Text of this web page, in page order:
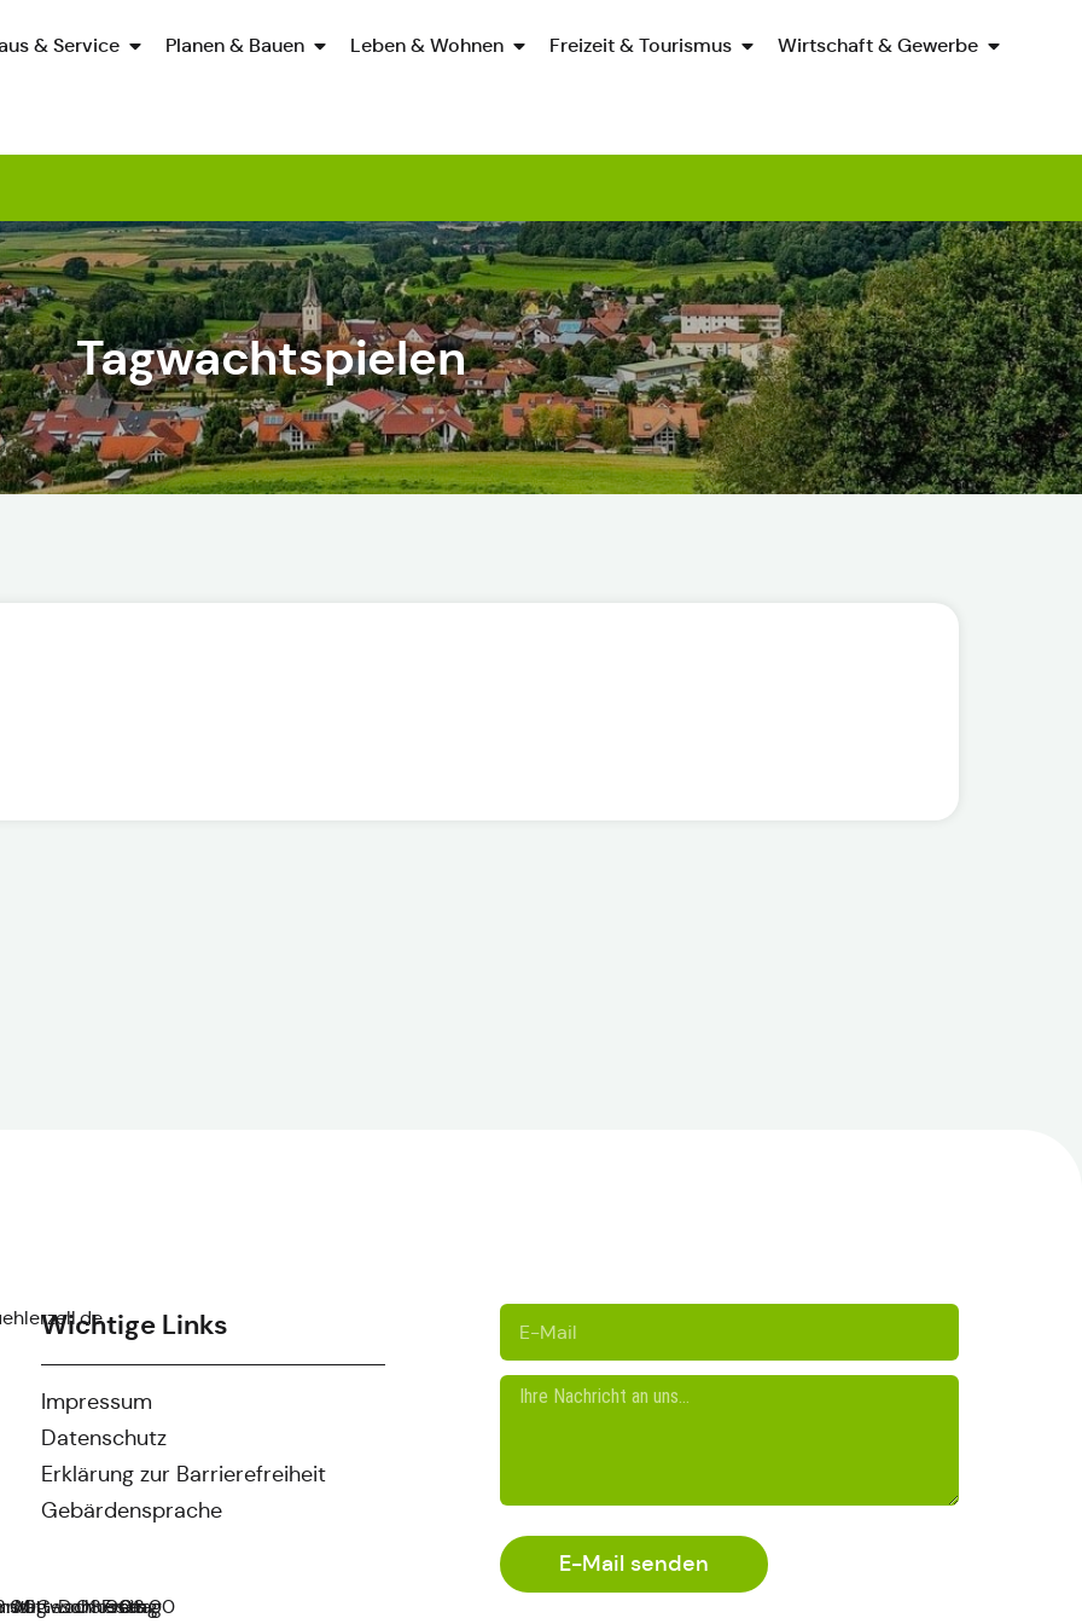
& Service Planen & Bauen Leben & Wohnen Freizeit & Tourismus Wirtschaft & Gewerbe
Tagwachtspielen
Wichtige Links
Impressum
Datenschutz
Erklärung zur Barrierefreiheit
Gebärdensprache
E-Mail senden
Mittwoch
Geschlossen
Donnerstag
08:00
Freitag
08:00